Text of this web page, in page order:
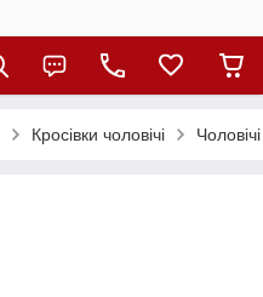
Кросівки чоловічі